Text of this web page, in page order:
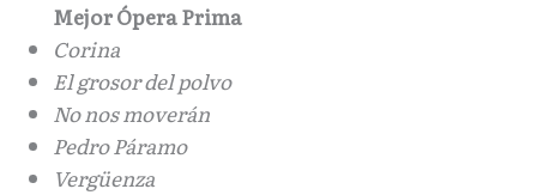
Mejor Ópera Prima
Corina
El grosor del polvo
No nos moverán
Pedro Páramo
Vergüenza